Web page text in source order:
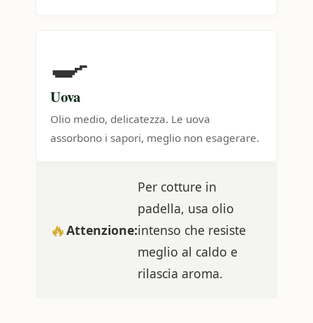
🍳
Uova
Olio medio, delicatezza. Le uova
assorbono i sapori, meglio non esagerare.
🔥Attenzione:
Per cotture in
padella, usa olio
intenso che resiste
meglio al caldo e
rilascia aroma.